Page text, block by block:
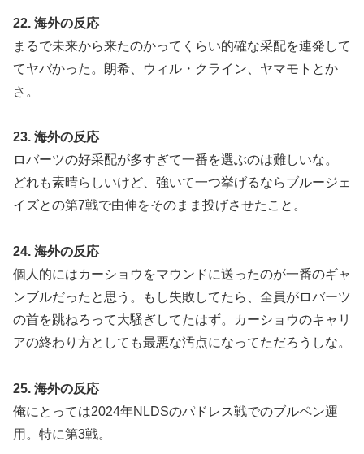
22. 海外の反応
まるで未来から来たのかってくらい的確な采配を連発して
てヤバかった。朗希、ウィル・クライン、ヤマモトとか
さ。
23. 海外の反応
ロバーツの好采配が多すぎて一番を選ぶのは難しいな。
どれも素晴らしいけど、強いて一つ挙げるならブルージェ
イズとの第7戦で由伸をそのまま投げさせたこと。
24. 海外の反応
個人的にはカーショウをマウンドに送ったのが一番のギャ
ンブルだったと思う。もし失敗してたら、全員がロバーツ
の首を跳ねろって大騒ぎしてたはず。カーショウのキャリ
アの終わり方としても最悪な汚点になってただろうしな。
25. 海外の反応
俺にとっては2024年NLDSのパドレス戦でのブルペン運
用。特に第3戦。